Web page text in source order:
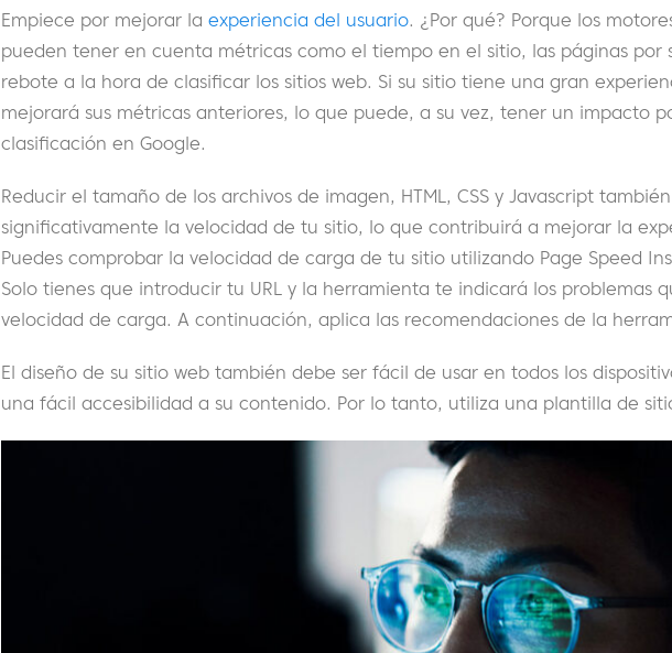
Empiece por mejorar la experiencia del usuario. ¿Por qué? Porque los
pueden tener en cuenta métricas como el tiempo en el sitio, las páginas por
rebote a la hora de clasificar los sitios web. Si su sitio tiene una gran
mejorará sus métricas anteriores, lo que puede, a su vez, tener un impacto
clasificación en Google.
Reducir el tamaño de los archivos de imagen, HTML, CSS y Javascript
significativamente la velocidad de tu sitio, lo que contribuirá a mejorar la
Puedes comprobar la velocidad de carga de tu sitio utilizando Page Speed
Solo tienes que introducir tu URL y la herramienta te indicará los problemas
velocidad de carga. A continuación, aplica las recomendaciones de la
El diseño de su sitio web también debe ser fácil de usar en todos los
una fácil accesibilidad a su contenido. Por lo tanto, utiliza una plantilla de